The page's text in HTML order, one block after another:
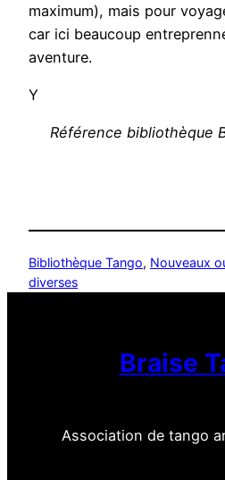
maximum), mais pour
car ici beaucoup
aventure.
Y
Référence bibliothèque
Bibliothèque Tango, Nouveaux
diverses
Braise
Association de tango